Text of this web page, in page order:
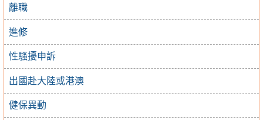
離職
進修
性騷擾申訴
出國赴大陸或港澳
健保異動